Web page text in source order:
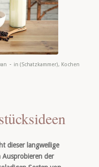
- in (Schatzkammer), Kochen
dieser langweilige
Ausprobieren der